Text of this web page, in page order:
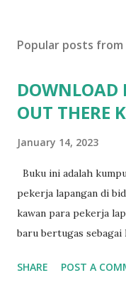
Popular posts
DOWNLOAD
OUT THERE
January 14, 2023
Buku ini adalah
pekerja lapangan di
kawan para pekerja
baru bertugas sebagai
jurusan Teknik Kimia
SHARE POST A